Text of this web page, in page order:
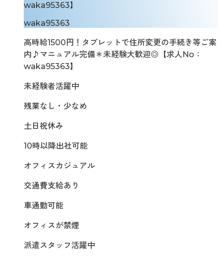
waka95363】
waka95363
高時給1500円！タブレットで住所変更の手続き等ご案
内♪マニュアル完備＊未経験大歓迎◎【求人No：
waka95363】
未経験者活躍中
残業なし・少なめ
土日祝休み
10時以降出社可能
オフィスカジュアル
交通費支給あり
車通勤可能
オフィスが禁煙
派遣スタッフ活躍中